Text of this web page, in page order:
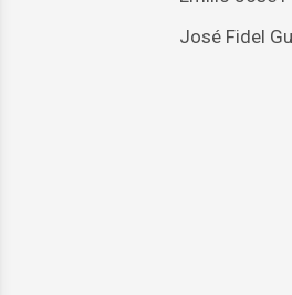
José Fidel